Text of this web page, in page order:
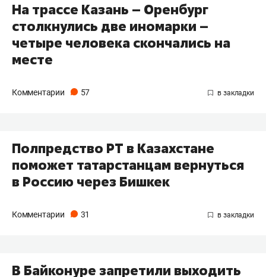
На трассе Казань – Оренбург
столкнулись две иномарки –
четыре человека скончались на
месте
Комментарии 57
Полпредство РТ в Казахстане
поможет татарстанцам вернуться
в Россию через Бишкек
Комментарии 31
В Байконуре запретили выходить